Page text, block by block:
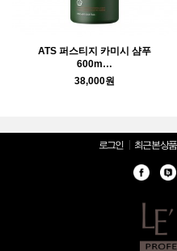
ATS 퍼스티지 카미시 샴푸
600m…
38,000원
로그인 최근 본 상품